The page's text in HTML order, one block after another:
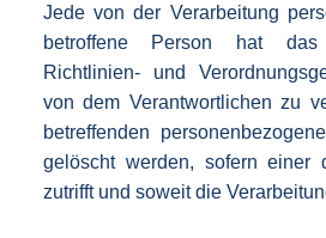
Jede von der Verarbeitung
betroffene Person hat das
Richtlinien- und
von dem Verantwortlichen zu
betreffenden
gelöscht werden, sofern einer
zutrifft und soweit die